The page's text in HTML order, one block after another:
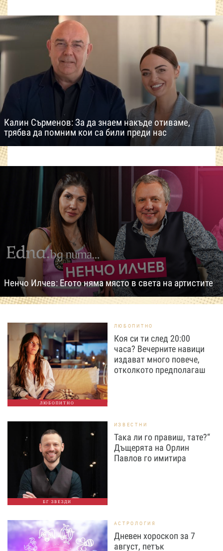
Калин Сърменов: За да знаем накъде отиваме,
трябва да помним кои са били преди нас
Ненчо Илчев: Егото няма място в света на артистите
ЛЮБОПИТНО
ЛЮБОПИТНО
Коя си ти след 20:00
часа? Вечерните навици
издават много повече,
отколкото предполагаш
БГ ЗВЕЗДИ
ИЗВЕСТНИ
Така ли го правиш, тате?“
Дъщерята на Орлин
Павлов го имитира
АСТРОЛОГИЯ
Дневен хороскоп за 7
август, петък